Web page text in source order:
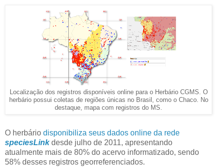
Localização dos registros disponíveis online para o Herbário CGMS. O
herbário possui coletas de regiões únicas no Brasil, como o Chaco. No
destaque, mapa com registros do MS.
O herbário disponibiliza seus dados online da rede
speciesLink desde julho de 2011, apresentando
atualmente mais de 80% do acervo informatizado, sendo
58% desses registros georreferenciados.